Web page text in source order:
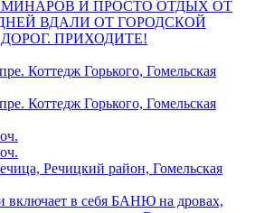
И ПРОСТО ОТДЫХ ОТ
ВДАЛИ ОТ ГОРОДСКОЙ
ПРИХОДИТЕ!
Речицкий район, Гомельская
включает в себя БАНЮ на дровах,